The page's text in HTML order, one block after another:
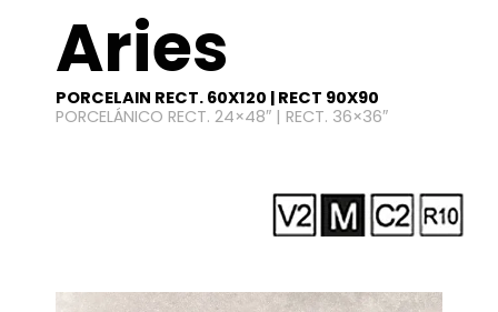
Aries
PORCELAIN RECT. 60X120 | RECT 90X90
PORCELÁNICO RECT. 24×48″ | RECT. 36×36″